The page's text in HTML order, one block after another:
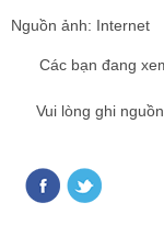
Nguồn ảnh: Internet
Các bạn đang
Vui lòng ghi nguồn